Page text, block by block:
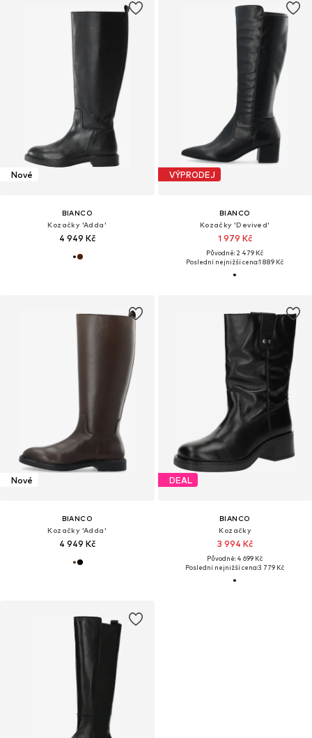
Nové
BIANCO
Kozačky 'Adda'
4 949 Kč
VÝPRODEJ
BIANCO
Kozačky 'Devived'
1 979 Kč
Původně: 2 479 Kč
Poslední nejnižší cena:1 889 Kč
Nové
BIANCO
Kozačky 'Adda'
4 949 Kč
DEAL
BIANCO
Kozačky
3 994 Kč
Původně: 4 699 Kč
Poslední nejnižší cena:3 779 Kč